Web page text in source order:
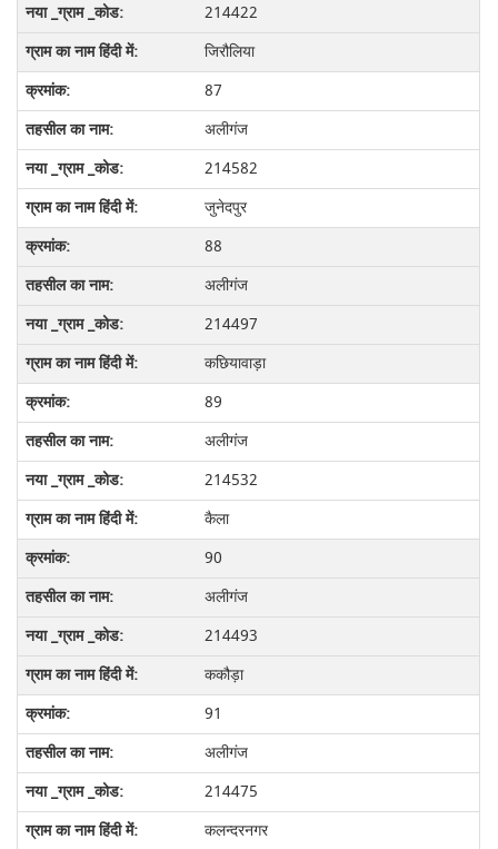
214422
जिरौलिया
87
अलीगंज
214582
जुनेदपुर
88
अलीगंज
214497
कछियावाड़ा
89
अलीगंज
214532
कैला
90
अलीगंज
214493
ककौड़ा
91
अलीगंज
214475
कलन्दरनगर